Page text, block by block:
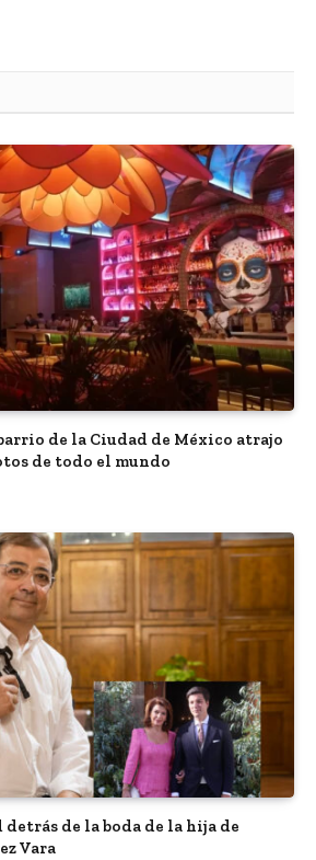
de la Ciudad de México atrajo
de todo el mundo
de la boda de la hija de
Vara